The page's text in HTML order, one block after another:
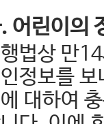
어린이의
법상 만
정보를
대하여